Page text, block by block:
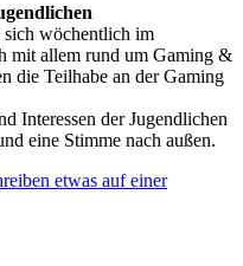
sich wöchentlich im
mit allem rund um Gaming &
die Teilhabe an der Gaming
Interessen der Jugendlichen
eine Stimme nach außen.